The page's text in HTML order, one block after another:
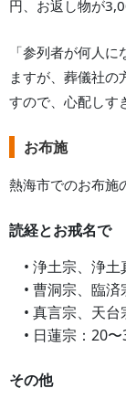
円、お返し物が
「参列者が何人
ますが、葬儀社の
すので、心配しす
お布施
熱海市でのお布施
読経とお戒名で
• 浄土宗、浄
• 曹洞宗、臨
• 真言宗、天
• 日蓮宗：20
その他